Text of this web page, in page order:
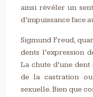
ainsi révéler un
d’impuissance face
Sigmund Freud,
dents l’expression
La chute d’une
de la castration ou
sexuelle. Bien que